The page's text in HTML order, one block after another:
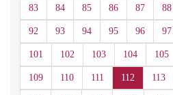
83 84 85 86 87 88
92 93 94 95 96 97
101 102 103 104 105
109 110 111 112 113